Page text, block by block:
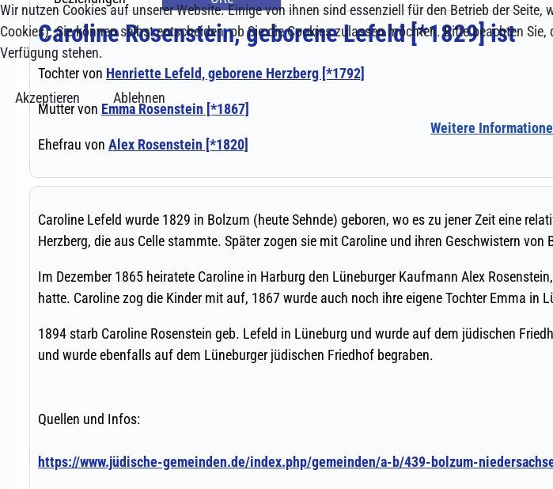
Wir nutzen Cookies auf unserer Website. Einige von ihnen sind essenziell für den Betrieb der
Cookies). Sie können selbst entscheiden, ob Sie die Cookies zulassen möchten. Bitte beachten
Verfügung stehen.
Akzeptieren
Ablehnen
Weitere